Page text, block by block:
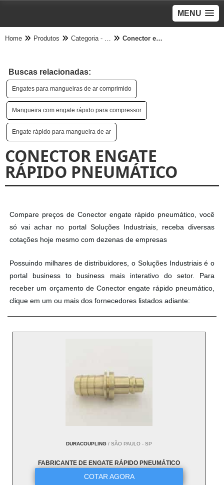
MENU
Home Produtos Categoria - Engate Pneumático Conector engate rápido pneumático
Buscas relacionadas:
Engates para mangueiras de ar comprimido
Mangueira com engate rápido para compressor
Engate rápido para mangueira de ar
CONECTOR ENGATE
RÁPIDO PNEUMÁTICO
Compare preços de Conector engate rápido pneumático, você
só vai achar no portal Soluções Industriais, receba diversas
cotações hoje mesmo com dezenas de empresas
Possuindo milhares de distribuidores, o Soluções Industriais é o
portal business to business mais interativo do setor. Para
receber um orçamento de Conector engate rápido pneumático,
clique em um ou mais dos fornecedores listados adiante:
DURACOUPLING / SÃO PAULO - SP
FABRICANTE DE ENGATE RÁPIDO PNEUMÁTICO
COTAR AGORA